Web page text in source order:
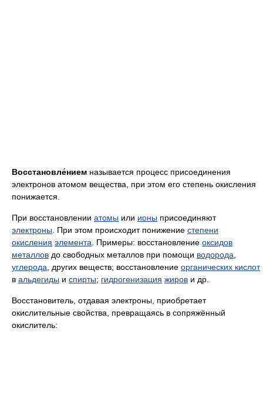
Восстановле́нием называется процесс присоединения
электронов атомом вещества, при этом его степень окисления
понижается.
При восстановлении атомы или ионы присоединяют
электроны . При этом происходит понижение степени
окисления элемента . Примеры: восстановление оксидов
металлов до свободных металлов при помощи водорода
углерода , других веществ; восстановление органических кислот
в альдегиды и спирты; гидрогенизация жиров и др.
Восстановитель, отдавая электроны, приобретает
окислительные свойства, превращаясь в сопряжённый
окислитель: